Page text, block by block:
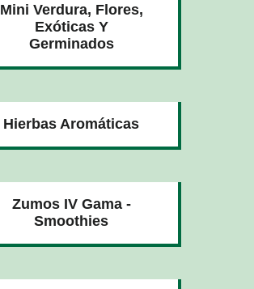
Mini Verdura, Flores,
Exóticas Y
Germinados
Hierbas Aromáticas
Zumos IV Gama -
Smoothies